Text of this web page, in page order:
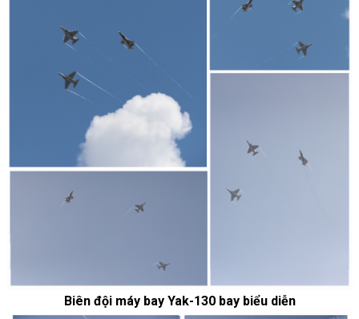
Biên đội máy bay Yak-130 bay biểu diễn